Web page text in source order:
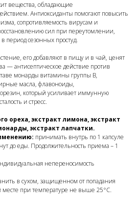
вещества, обладающие
Антиоксиданты помогают повысить
сопротивляемость вирусам и
сил при переутомлении,
сезонных простуд.
его добавляют в пищу и в чай, ценят
— антисептическое действие против
монарды витамины группы В,
масла, флавоноиды,
который усиливает иммунную
и стресс.
ореха, экстракт лимона, экстракт
экстракт лапчатки.
принимать внутрь по 1 капсуле
до еды. Продолжительность приема – 1
непереносимость
в сухом, защищенном от попадания
при температуре не выше 25°С.